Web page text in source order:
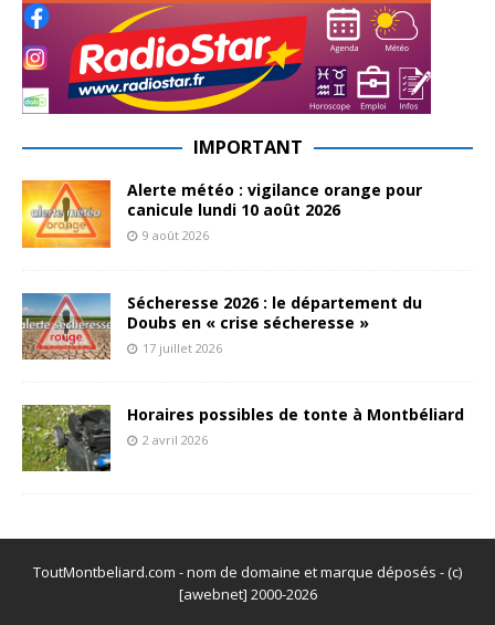
IMPORTANT
Alerte météo : vigilance orange pour
canicule lundi 10 août 2026
9 août 2026
Sécheresse 2026 : le département du
Doubs en « crise sécheresse »
17 juillet 2026
Horaires possibles de tonte à Montbéliard
2 avril 2026
ToutMontbeliard.com - nom de domaine et marque déposés - (c)
[awebnet] 2000-2026